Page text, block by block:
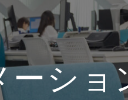
ーショ